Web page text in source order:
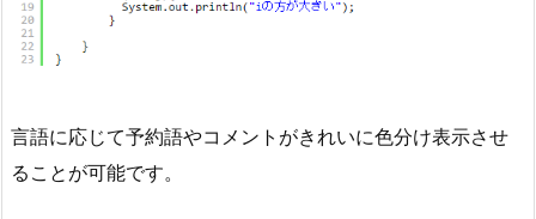
言語に応じて予約語やコメントがきれいに色分け表示させ
ることが可能です。